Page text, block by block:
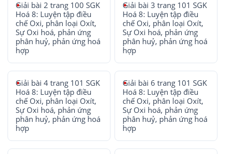
Giải bài 2 trang 100 SGK
Hoá 8: Luyện tập điều
chế Oxi, phân loại Oxít,
Sự Oxi hoá, phản ứng
phân huỷ, phản ứng hoá
hợp
Giải bài 3 trang 101 SGK
Hoá 8: Luyện tập điều
chế Oxi, phân loại Oxít,
Sự Oxi hoá, phản ứng
phân huỷ, phản ứng hoá
hợp
Giải bài 4 trang 101 SGK
Hoá 8: Luyện tập điều
chế Oxi, phân loại Oxít,
Sự Oxi hoá, phản ứng
phân huỷ, phản ứng hoá
hợp
Giải bài 6 trang 101 SGK
Hoá 8: Luyện tập điều
chế Oxi, phân loại Oxít,
Sự Oxi hoá, phản ứng
phân huỷ, phản ứng hoá
hợp